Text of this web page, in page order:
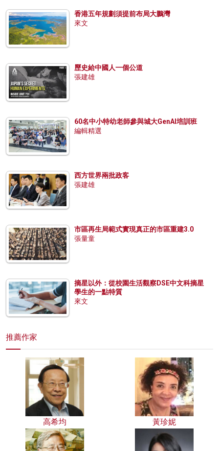
香港五年規劃須提前布局大鵬灣
來文
歷史給中國人一個公道
張建雄
60名中小特幼老師參與城大GenAI培訓班
編輯精選
西方世界兩批政客
張建雄
市區再生局範式實現真正的市區重建3.0
張量童
摘星以外：從校園生活觀察DSE中文科摘星
學生的一點特質
來文
推薦作家
高希均 黃珍妮